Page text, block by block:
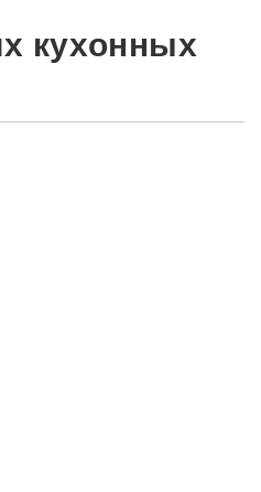
кухонных